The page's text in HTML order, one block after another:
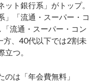
ト銀行系」がトップ。
」「流通・スーパー・コ
流通・スーパー・コン
方、40代以下では2割未
つ。
は「年会費無料」